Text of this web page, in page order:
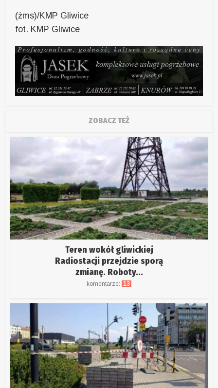
(żms)/KMP Gliwice
fot. KMP Gliwice
ZOBACZ TEŻ
Teren wokół gliwickiej
Radiostacji przejdzie sporą
zmianę. Roboty...
komentarze: 13